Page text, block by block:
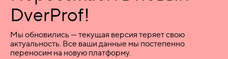
ФУРНИТУРА
ВОРОТА
DverProf!
Мы обновились — текущая версия теряет свою
актуальность. Все ваши данные мы постепенно
переносим на новую платформу.